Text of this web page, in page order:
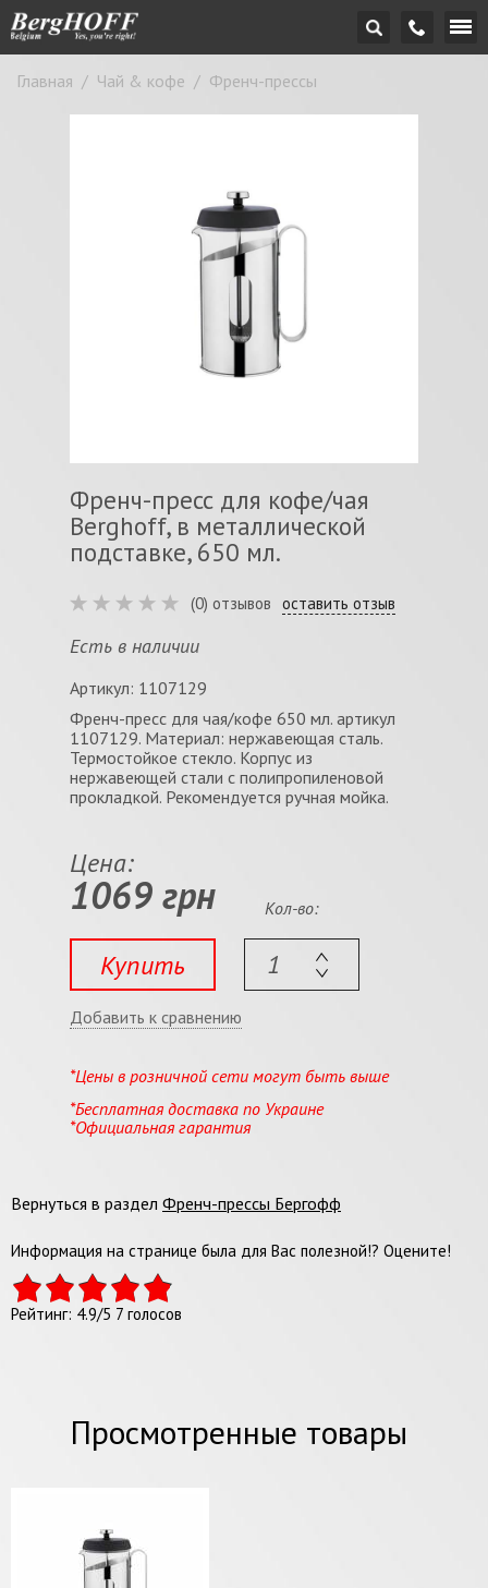
Главная / Чай & кофе / Френч-прессы
Френч-пресс для кофе/чая
Berghoff, в металлической
подставке, 650 мл.
(0) отзывов оставить отзыв
Есть в наличии
Артикул: 1107129
Френч-пресс для чая/кофе 650 мл. артикул
1107129. Материал: нержавеющая сталь.
Термостойкое стекло. Корпус из
нержавеющей стали с полипропиленовой
прокладкой. Рекомендуется ручная мойка.
Цена:
1069 грн
Купить
Кол-во:
Добавить к сравнению
*Цены в розничной сети могут быть выше
*Бесплатная доставка по Украине
*Официальная гарантия
Вернуться в раздел Френч-прессы Бергофф
Информация на странице была для Вас полезной!? Оцените!
Рейтинг: 4.9/5 7 голосов
Просмотренные товары